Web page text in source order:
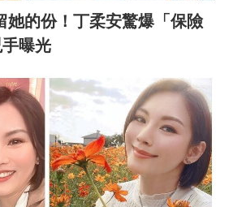
她的份！丁柔安驚爆「保險
曝光